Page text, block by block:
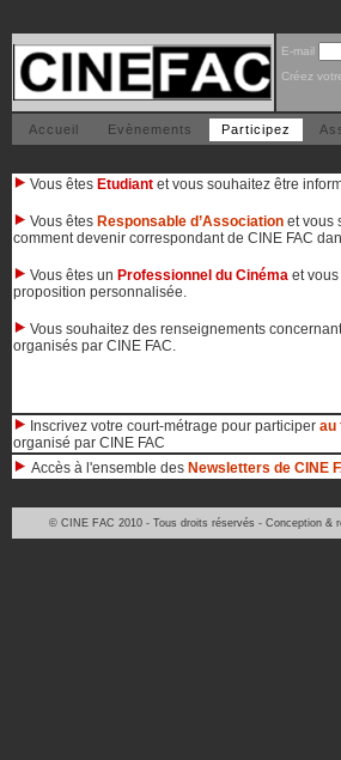
E-mail
Créez
Accueil Evènements Participez
Vous êtes Etudiant et vous souhaitez être
Vous êtes Responsable d’Association et vous
comment devenir correspondant de CINE FAC
Vous êtes un Professionnel du Cinéma et
proposition personnalisée.
Vous souhaitez des renseignements
organisés par CINE FAC.
Inscrivez votre court-métrage pour participer au
organisé par CINE FAC
Accès à l'ensemble des Newsletters de CINE
© CINE FAC 2010 - Tous droits réservés - Conception &